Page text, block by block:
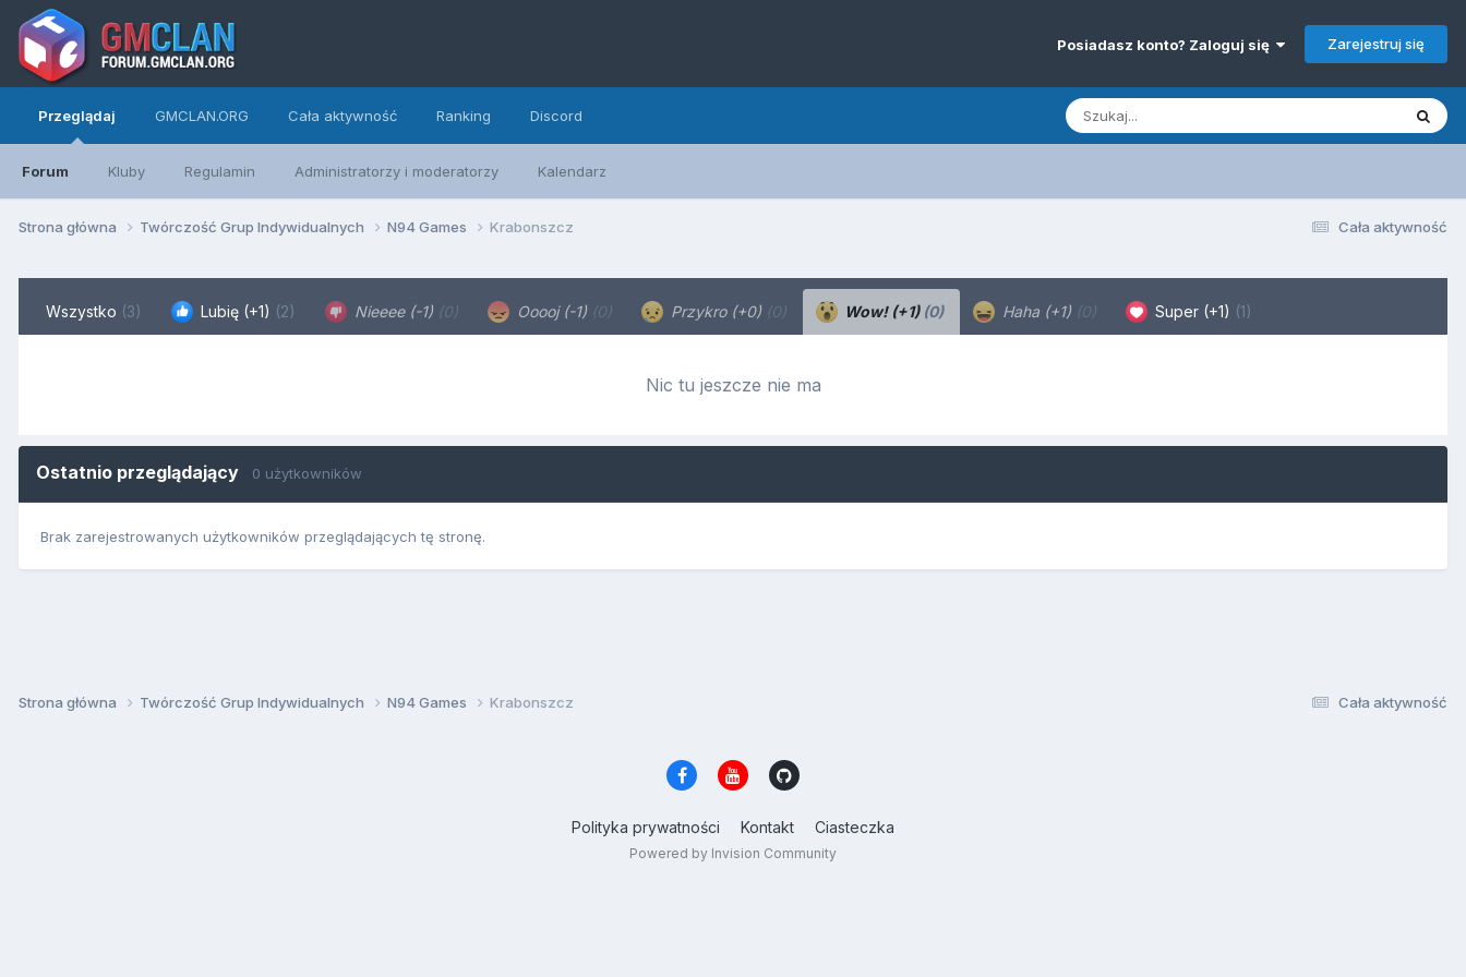
Posiadasz konto? Zaloguj się Zarejestruj się
Przeglądaj
Forum Kluby Regulamin Administratorzy i moderatorzy Kalendarz
GMCLAN.ORG Cała aktywność Ranking Discord
Cała aktywność
Strona główna Twórczość Grup Indywidualnych N94 Games Krabonszcz
Wszystko (3) Lubię (+1) (2) Nieeee (-1) (0) Ooooj (-1) (0) Przykro (+0) (0) Wow! (+1) (0) Haha (+1) (0) Super (+1) (1)
Nic tu jeszcze nie ma
Ostatnio przeglądający 0 użytkowników
Brak zarejestrowanych użytkowników przeglądających tę stronę.
Cała aktywność
Strona główna Twórczość Grup Indywidualnych N94 Games Krabonszcz
Polityka prywatności Kontakt Ciasteczka
Powered by Invision Community